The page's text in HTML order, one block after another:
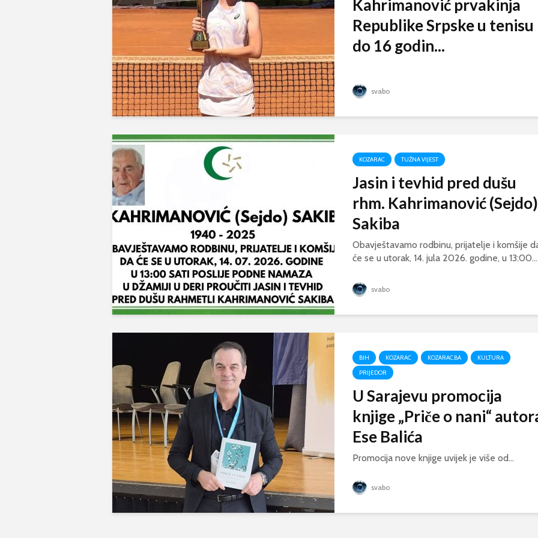
Kahrimanović prvakinja
Republike Srpske u tenisu
do 16 godin...
svabo
KOZARAC TUŽNA VIJEST
Jasin i tevhid pred dušu
rhm. Kahrimanović (Sejdo)
Sakiba
Obavještavamo rodbinu, prijatelje i komšije
će se u utorak, 14. jula 2026. godine, u 13:00...
svabo
BIH KOZARAC KOZARAC.BA
KULTURA
PRIJEDOR
U Sarajevu promocija
knjige „Priče o nani“
Ese Balića
Promocija nove knjige uvijek je više od...
svabo